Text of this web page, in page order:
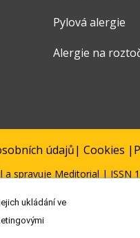
Pylová alergie
Alergie na
údajů| Cookies |
a spravujeMeditorial| ISSN
ukládání ve